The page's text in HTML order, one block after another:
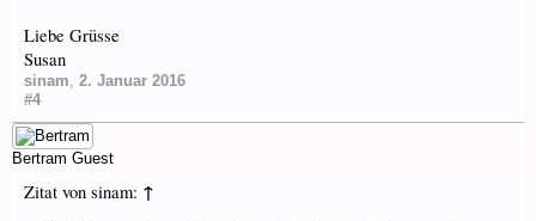
Liebe Grüsse
Susan
sinam, 2. Januar 2016
#4
Bertram Guest
Zitat von sinam: ↑